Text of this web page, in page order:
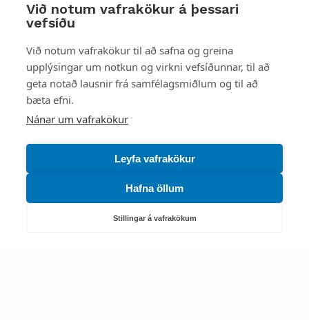
Við notum vafrakökur á þessari
vefsíðu
Við notum vafrakökur til að safna og greina
upplýsingar um notkun og virkni vefsíðunnar, til að
geta notað lausnir frá samfélagsmiðlum og til að
bæta efni.
Nánar um vafrakökur
Leyfa vafrakökur
Hafna öllum
Stillingar á vafrakökum
Styttu þér leið
Mest skoðað
Starfsstöðvar
Náttúruverndarstofnun
Veiðimál, friðlýst svæði, landvarsla og náttúruvernd